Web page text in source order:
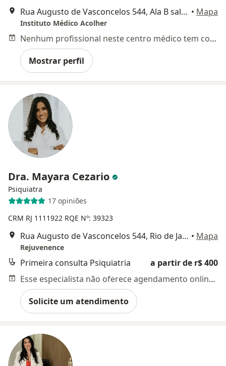
Rua Augusto de Vasconcelos 544, Ala B salas 314, 315 e 330, Rio de Janeiro • Mapa
Instituto Médico Acolher
Nenhum profissional neste centro médico tem consultas disponíveis
Mostrar perfil
Dra. Mayara Cezario
Psiquiatra
17 opiniões
CRM RJ 1111922 RQE Nº: 39323
Rua Augusto de Vasconcelos 544, Rio de Janeiro • Mapa
Rejuvenence
Primeira consulta Psiquiatria
a partir de r$ 400
Esse especialista não oferece agendamento online para esse endereço.
Solicite um atendimento